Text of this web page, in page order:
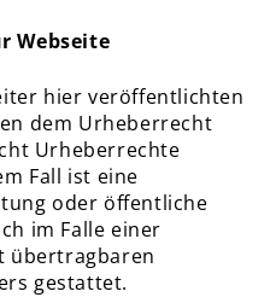
Webseite
hier veröffentlichten
dem Urheberrecht
Urheberrechte
Fall ist eine
oder öffentliche
im Falle einer
übertragbaren
gestattet.